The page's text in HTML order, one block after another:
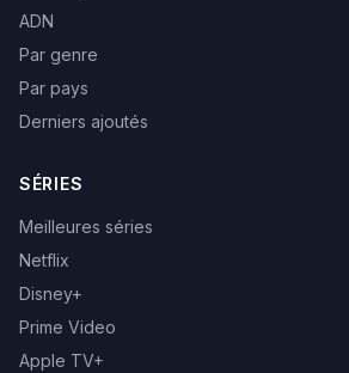
ADN
Par genre
Par pays
Derniers ajoutés
SÉRIES
Meilleures séries
Netflix
Disney+
Prime Video
Apple TV+